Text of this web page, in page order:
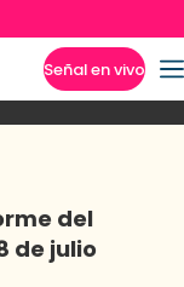
Señal en vivo
del
de julio